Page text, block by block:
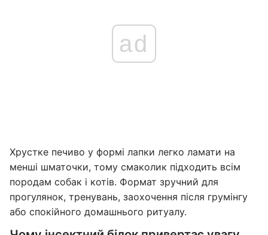
ad
Хрустке печиво у формі лапки легко ламати на
менші шматочки, тому смаколик підходить всім
породам собак і котів. Формат зручний для
прогулянок, тренувань, заохочення після грумінгу
або спокійного домашнього ритуалу.